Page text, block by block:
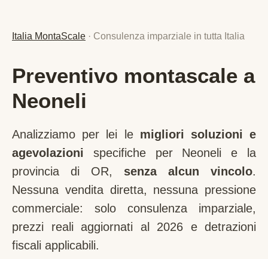
Italia MontaScale · Consulenza imparziale in tutta Italia
Preventivo montascale a
Neoneli
Analizziamo per lei le migliori soluzioni e
agevolazioni specifiche per Neoneli e la
provincia di OR, senza alcun vincolo.
Nessuna vendita diretta, nessuna pressione
commerciale: solo consulenza imparziale,
prezzi reali aggiornati al 2026 e detrazioni
fiscali applicabili.